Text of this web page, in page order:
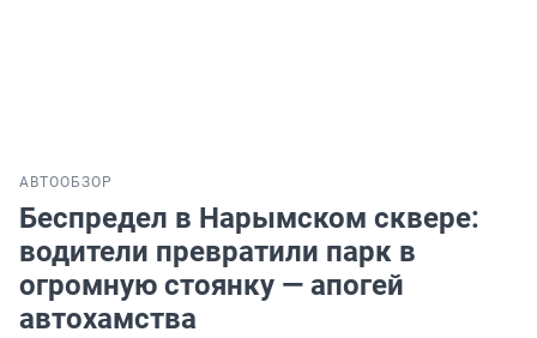
АВТООБЗОР
Беспредел в Нарымском сквере:
водители превратили парк в
огромную стоянку — апогей
автохамства